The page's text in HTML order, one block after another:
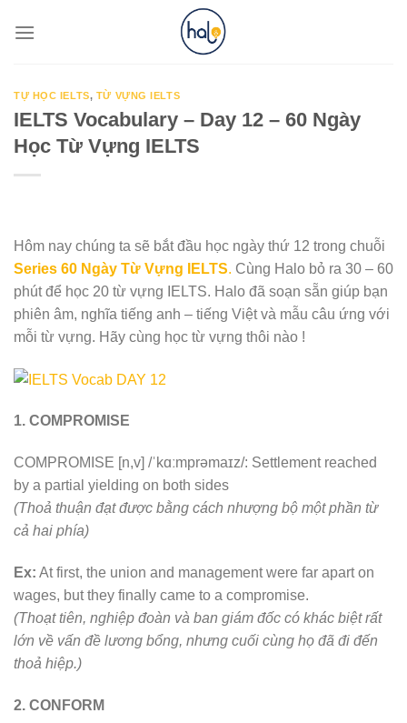
TỰ HỌC IELTS, TỪ VỰNG IELTS
IELTS Vocabulary – Day 12 – 60 Ngày
Học Từ Vựng IELTS
Hôm nay chúng ta sẽ bắt đầu học ngày thứ 12 trong chuỗi
Series 60 Ngày Từ Vựng IELTS. Cùng Halo bỏ ra 30 – 60
phút để học 20 từ vựng IELTS. Halo đã soạn sẵn giúp bạn
phiên âm, nghĩa tiếng anh – tiếng Việt và mẫu câu ứng với
mỗi từ vựng. Hãy cùng học từ vựng thôi nào !
1. COMPROMISE
COMPROMISE [n,v] /ˈkɑːmprəmaɪz/: Settlement reached
by a partial yielding on both sides
(Thoả thuận đạt được bằng cách nhượng bộ một phần từ
cả hai phía)
Ex: At first, the union and management were far apart on
wages, but they finally came to a compromise.
(Thoạt tiên, nghiệp đoàn và ban giám đốc có khác biệt rất
lớn về vấn đề lương bổng, nhưng cuối cùng họ đã đi đến
thoả hiệp.)
2. CONFORM